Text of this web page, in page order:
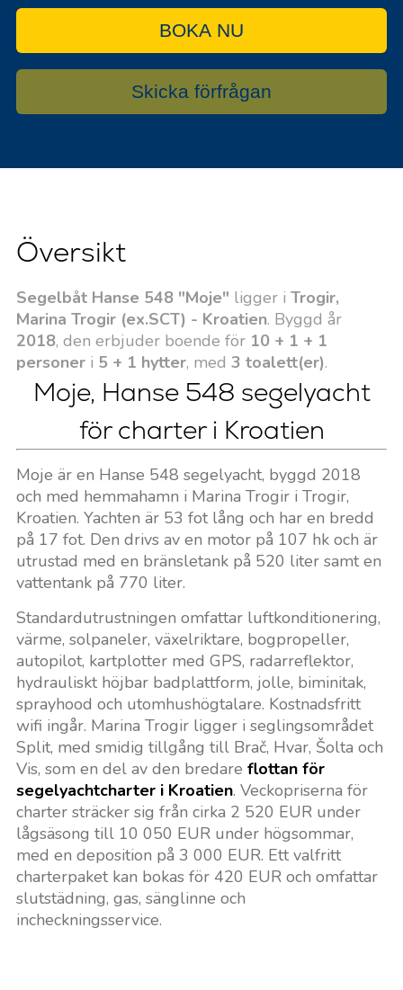
BOKA NU
Skicka förfrågan
Översikt
Segelbåt Hanse 548 "Moje" ligger i Trogir,
Marina Trogir (ex.SCT) - Kroatien. Byggd år
2018, den erbjuder boende för 10 + 1 + 1
personeri 5 + 1 hytter, med 3 toalett(er).
Moje, Hanse 548 segelyacht
för charter i Kroatien
Moje är en Hanse 548 segelyacht, byggd 2018
och med hemmahamn i Marina Trogir i Trogir,
Kroatien. Yachten är 53 fot lång och har en bredd
på 17 fot. Den drivs av en motor på 107 hk och är
utrustad med en bränsletank på 520 liter samt en
vattentank på 770 liter.
Standardutrustningen omfattar luftkonditionering,
värme, solpaneler, växelriktare, bogpropeller,
autopilot, kartplotter med GPS, radarreflektor,
hydrauliskt höjbar badplattform, jolle, biminitak,
sprayhood och utomhushögtalare. Kostnadsfritt
wifi ingår. Marina Trogir ligger i seglingsområdet
Split, med smidig tillgång till Brač, Hvar, Šolta och
Vis, som en del av den bredare flottan för
segelyachtcharter i Kroatien. Veckopriserna för
charter sträcker sig från cirka 2 520 EUR under
lågsäsong till 10 050 EUR under högsommar,
med en deposition på 3 000 EUR. Ett valfritt
charterpaket kan bokas för 420 EUR och omfattar
slutstädning, gas, sänglinne och
incheckningsservice.